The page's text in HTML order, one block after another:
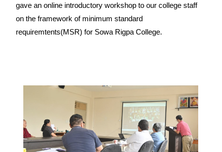
gave an online introductory workshop to our college staff
on the framework of minimum standard
requiremtents(MSR) for Sowa Rigpa College.